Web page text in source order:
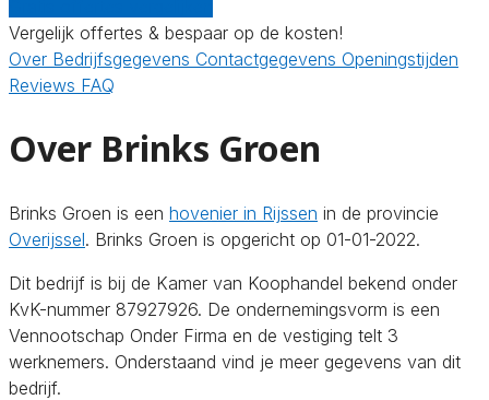
Vergelijk offertes & bespaar op de kosten!
Over Bedrijfsgegevens Contactgegevens Openingstijden
Reviews FAQ
Over Brinks Groen
Brinks Groen is een hovenier in Rijssen in de provincie
Overijssel. Brinks Groen is opgericht op 01-01-2022.
Dit bedrijf is bij de Kamer van Koophandel bekend onder
KvK-nummer 87927926. De ondernemingsvorm is een
Vennootschap Onder Firma en de vestiging telt 3
werknemers. Onderstaand vind je meer gegevens van dit
bedrijf.